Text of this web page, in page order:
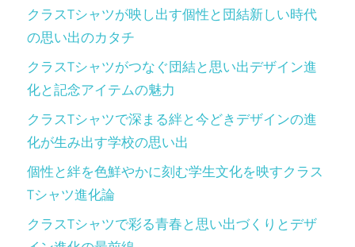
クラスTシャツが映し出す個性と団結新しい時代
の思い出のカタチ
クラスTシャツがつなぐ団結と思い出デザイン進
化と記念アイテムの魅力
クラスTシャツで深まる絆と今どきデザインの進
化が生み出す学校の思い出
個性と絆を色鮮やかに刻む学生文化を映すクラス
Tシャツ進化論
クラスTシャツで彩る青春と思い出づくりとデザ